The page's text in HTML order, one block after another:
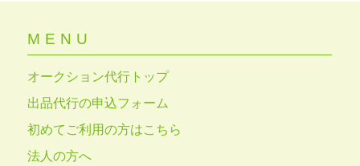
MENU
オークション代行トップ
出品代行の申込フォーム
初めてご利用の方はこちら
法人の方へ